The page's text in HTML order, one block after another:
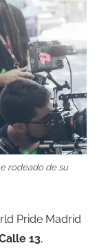
rodeado de su
Pride Madrid
13,